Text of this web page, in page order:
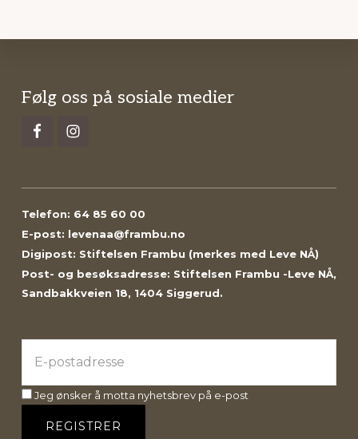
Footer
Følg oss på sosiale medier
Telefon: 64 85 60 00
E-post: levenaa@frambu.no
Digipost: Stiftelsen Frambu (merkes med Leve NÅ)
Post- og besøksadresse: Stiftelsen Frambu -Leve NÅ,
Sandbakkveien 18, 1404 Siggerud.
Jeg ønsker å motta nyhetsbrev på e-post